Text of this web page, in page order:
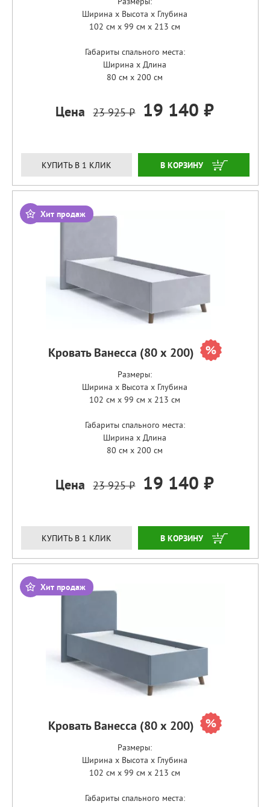
Ширина x Высота x Глубина
102 см x 99 см x 213 см
Габариты спального места:
Ширина x Длина
80 см x 200 см
Цена 23 925 ₽ 19 140 ₽
КУПИТЬ В 1 КЛИК ЗАКАЗАТЬ
Хит продаж
Кровать Ванесса (80 х 200)
Размеры:
Ширина x Высота x Глубина
102 см x 99 см x 213 см
Габариты спального места:
Ширина x Длина
80 см x 200 см
Цена 23 925 ₽ 19 140 ₽
КУПИТЬ В 1 КЛИК ЗАКАЗАТЬ
Хит продаж
Кровать Ванесса (80 х 200)
Размеры:
Ширина x Высота x Глубина
102 см x 99 см x 213 см
Габариты спального места: